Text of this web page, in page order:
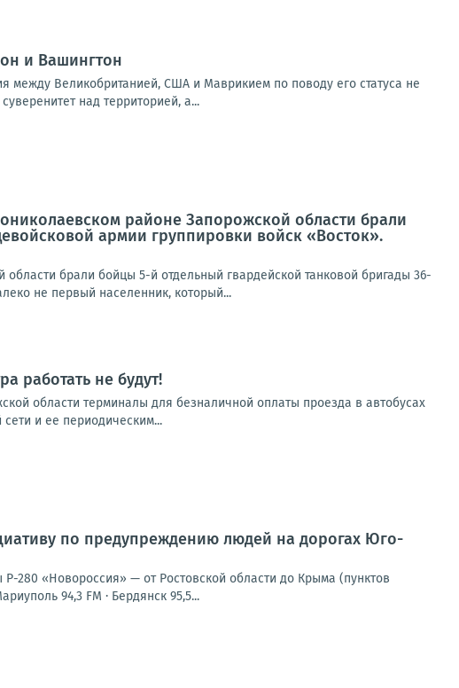
и Вашингтон
между Великобританией, США и Маврикием по поводу его статуса не
над территорией, а...
районе Запорожской области брали
армии группировки войск «Восток».
брали бойцы 5-й отдельный гвардейской танковой бригады 36-
не первый населенник, который...
работать не будут!
области терминалы для безналичной оплаты проезда в автобусах
сети и ее периодическим...
по предупреждению людей на дорогах Юго-
280 «Новороссия» — от Ростовской области до Крыма (пунктов
94,3 FM · Бердянск 95,5...